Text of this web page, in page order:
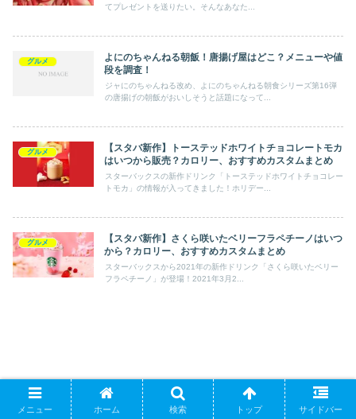
てプレゼントを送りたい。そんなあなた...
グルメ
よにのちゃんねる朝飯！唐揚げ屋はどこ？メニューや値
段を調査！
ジャにのちゃんねる改め、よにのちゃんねる朝食シリーズ第16弾
の唐揚げの朝飯がおいしそうと話題になって...
グルメ
【スタバ新作】トーステッドホワイトチョコレートモカ
はいつから販売？カロリー、おすすめカスタムまとめ
スターバックスの新作ドリンク「トーステッドホワイトチョコレー
トモカ」の情報が入ってきました！ホリデー...
グルメ
【スタバ新作】さくら咲いたベリーフラペチーノはいつ
から？カロリー、おすすめカスタムまとめ
スターバックスから2021年の新作ドリンク「さくら咲いたベリー
フラペチーノ」が登場！2021年3月2...
メニュー ホーム 検索 トップ サイドバー